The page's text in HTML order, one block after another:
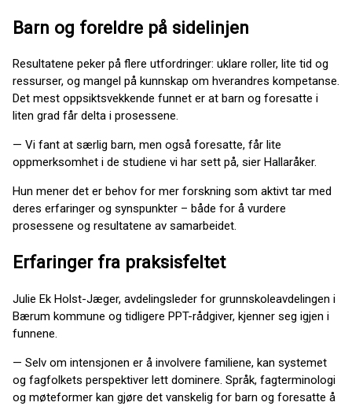
Barn og foreldre på sidelinjen
Resultatene peker på flere utfordringer: uklare roller, lite tid og
ressurser, og mangel på kunnskap om hverandres kompetanse.
Det mest oppsiktsvekkende funnet er at barn og foresatte i
liten grad får delta i prosessene.
— Vi fant at særlig barn, men også foresatte, får lite
oppmerksomhet i de studiene vi har sett på, sier Hallaråker.
Hun mener det er behov for mer forskning som aktivt tar med
deres erfaringer og synspunkter – både for å vurdere
prosessene og resultatene av samarbeidet.
Erfaringer fra praksisfeltet
Julie Ek Holst-Jæger, avdelingsleder for grunnskoleavdelingen i
Bærum kommune og tidligere PPT-rådgiver, kjenner seg igjen i
funnene.
— Selv om intensjonen er å involvere familiene, kan systemet
og fagfolkets perspektiver lett dominere. Språk, fagterminologi
og møteformer kan gjøre det vanskelig for barn og foresatte å